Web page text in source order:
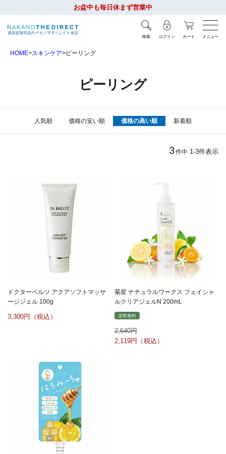
お盆中も毎日休まず営業中
検索 ログイン カート メニュー
HOME スキンケア ピーリング
ピーリング
人気順 価格の安い順 価格の高い順 新着順
3件中 1-3件表示
ドクターベルツ アクアソフトマッサ
ージジェル 100g
3,300
菊星 ナチュラルワークス フェイシャ
ルクリアジェルN 200mL
送料無料
2,640
2,119